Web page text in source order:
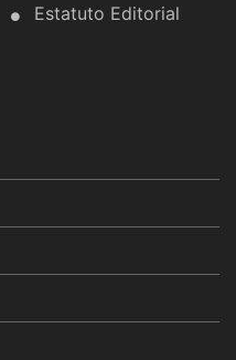
Estatuto Editorial